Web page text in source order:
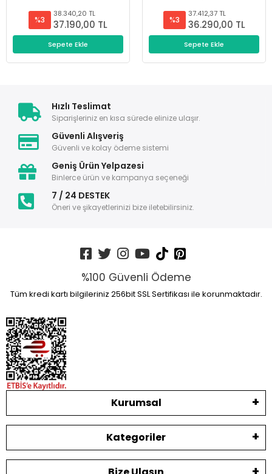
%3
38.340,20 TL
37.190,00 TL
Sepete Ekle
%3
37.412,37 TL
36.290,00 TL
Sepete Ekle
Hızlı Teslimat
Siparişleriniz en kısa sürede elinize ulaşır.
Güvenli Alışveriş
Güvenli ve kolay ödeme sistemi
Geniş Ürün Yelpazesi
Binlerce ürün ve kampanya seçeneği
7 / 24 DESTEK
Öneri ve şikayetlerinizi bize iletebilirsiniz.
%100 Güvenli Ödeme
Tüm kredi kartı bilgileriniz 256bit SSL Sertifikası ile korunmaktadır.
Kurumsal
Kategoriler